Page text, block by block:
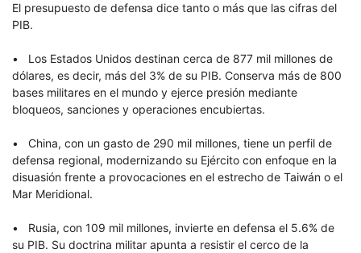
El presupuesto de defensa dice tanto o más que las cifras del
PIB.
• Los Estados Unidos destinan cerca de 877 mil millones de
dólares, es decir, más del 3% de su PIB. Conserva más de 800
bases militares en el mundo y ejerce presión mediante
bloqueos, sanciones y operaciones encubiertas.
• China, con un gasto de 290 mil millones, tiene un perfil de
defensa regional, modernizando su Ejército con enfoque en la
disuasión frente a provocaciones en el estrecho de Taiwán o el
Mar Meridional.
• Rusia, con 109 mil millones, invierte en defensa el 5.6% de
su PIB. Su doctrina militar apunta a resistir el cerco de la